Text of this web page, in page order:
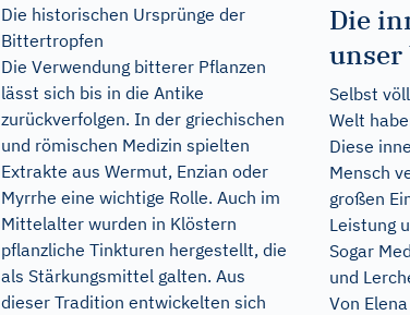
Die historischen Ursprünge der
Bittertropfen
Die Verwendung bitterer Pflanzen
lässt sich bis in die Antike
zurückverfolgen. In der griechischen
und römischen Medizin spielten
Extrakte aus Wermut, Enzian oder
Myrrhe eine wichtige Rolle. Auch im
Mittelalter wurden in Klöstern
pflanzliche Tinkturen hergestellt, die
als Stärkungsmittel galten. Aus
dieser Tradition entwickelten sich
Die
unser
Selbst
Welt
Diese
Mensch
großen
Leistung
Sogar
und
Von